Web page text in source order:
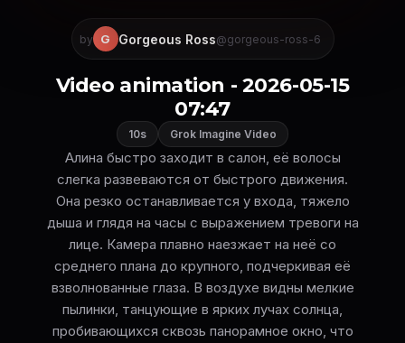
by G Gorgeous Ross@gorgeous-ross-6
Video animation - 2026-05-15
07:47
10s Grok Imagine Video
Алина быстро заходит в салон, её волосы
слегка развеваются от быстрого движения.
Она резко останавливается у входа, тяжело
дыша и глядя на часы с выражением тревоги на
лице. Камера плавно наезжает на неё со
среднего плана до крупного, подчеркивая её
взволнованные глаза. В воздухе видны мелкие
пылинки, танцующие в ярких лучах солнца,
пробивающихся сквозь панорамное окно, что